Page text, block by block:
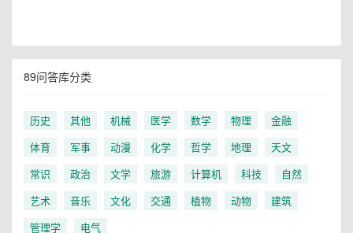
89问答库分类
历史 其他 机械 医学 数学 物理
金融
体育
军事 动漫 化学 哲学 地理
天文
常识
政治 文学 旅游 计算机 科技
自然
艺术
音乐 文化 交通 植物 动物
建筑
管理学
电气